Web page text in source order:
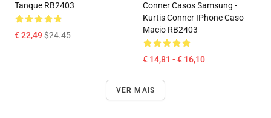
Tanque RB2403
€ 22,49$24.45
Conner Casos Samsung -
Kurtis Conner IPhone Caso
Macio RB2403
€ 14,81 - € 16,10
VER MAIS